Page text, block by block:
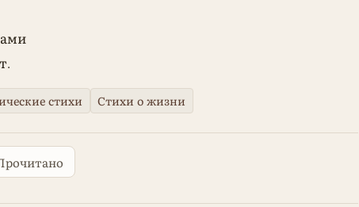
стихи Стихи о жизни